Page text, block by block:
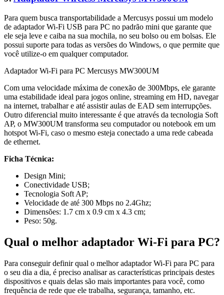
Para quem busca transportabilidade a Mercusys possui um modelo
de adaptador Wi-Fi USB para PC no padrão mini que garante que
ele seja leve e caiba na sua mochila, no seu bolso ou em bolsas. Ele
possui suporte para todas as versões do Windows, o que permite que
você utilize-o em qualquer computador.
Adaptador Wi-Fi para PC Mercusys MW300UM
Com uma velocidade máxima de conexão de 300Mbps, ele garante
uma estabilidade ideal para jogos online, streaming em HD, navegar
na internet, trabalhar e até assistir aulas de EAD sem interrupções.
Outro diferencial muito interessante é que através da tecnologia Soft
AP, o MW300UM transforma seu computador ou notebook em um
hotspot Wi-Fi, caso o mesmo esteja conectado a uma rede cabeada
de ethernet.
Ficha Técnica:
Design Mini;
Conectividade USB;
Tecnologia Soft AP;
Velocidade de até 300 Mbps no 2.4Ghz;
Dimensões: 1.7 cm x 0.9 cm x 4.3 cm;
Peso: 50g.
Qual o melhor adaptador Wi-Fi para PC?
Para conseguir definir qual o melhor adaptador Wi-Fi para PC para
o seu dia a dia, é preciso analisar as características principais destes
dispositivos e quais delas são mais importantes para você, como
frequência de rede que ele trabalha, segurança, tamanho, etc.